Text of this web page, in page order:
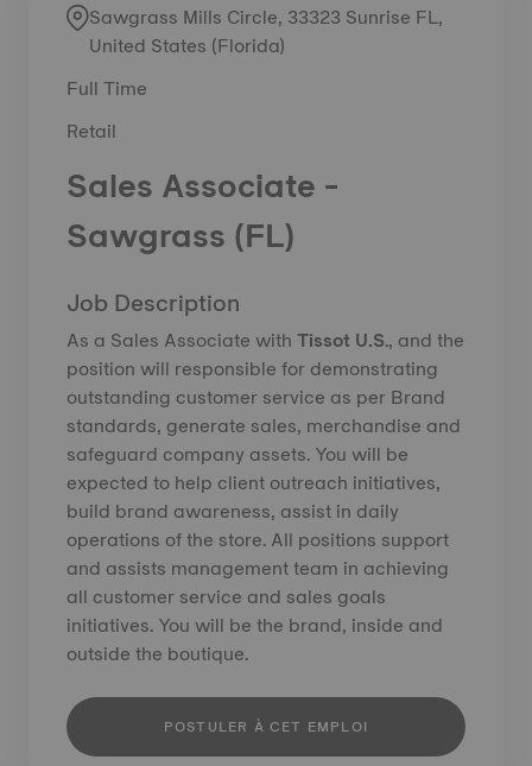
Sawgrass Mills Circle, 33323 Sunrise FL,
United States (Florida)
Full Time
Retail
Sales Associate -
Sawgrass (FL)
Job Description
As a Sales Associate withTissot U.S., and the
position will responsible for demonstrating
outstanding customer service as per Brand
standards, generate sales, merchandise and
safeguard company assets. You will be
expected to help client outreach initiatives,
build brand awareness, assist in daily
operations of the store. All positions support
and assists management team in achieving
all customer service and sales goals
initiatives. You will be the brand, inside and
outside the boutique.
POSTULER À CET EMPLOI